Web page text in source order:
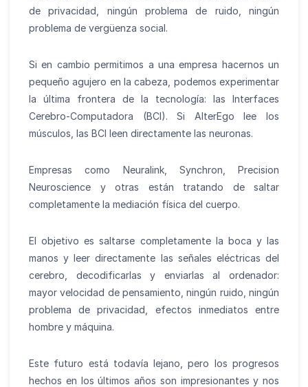
de privacidad, ningún problema de ruido, ningún
problema de vergüenza social.
Si en cambio permitimos a una empresa hacernos un
pequeño agujero en la cabeza, podemos experimentar
la última frontera de la tecnología: las Interfaces
Cerebro-Computadora (BCI). Si AlterEgo lee los
músculos, las BCI leen directamente las neuronas.
Empresas como Neuralink, Synchron, Precision
Neuroscience y otras están tratando de saltar
completamente la mediación física del cuerpo.
El objetivo es saltarse completamente la boca y las
manos y leer directamente las señales eléctricas del
cerebro, decodificarlas y enviarlas al ordenador:
mayor velocidad de pensamiento, ningún ruido, ningún
problema de privacidad, efectos inmediatos entre
hombre y máquina.
Este futuro está todavía lejano, pero los progresos
hechos en los últimos años son impresionantes y nos